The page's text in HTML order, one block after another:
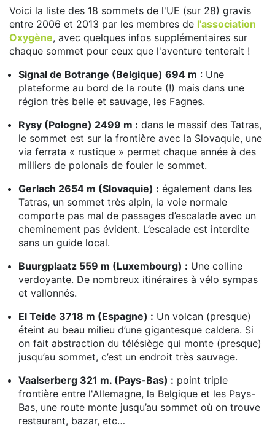
Voici la liste des 18 sommets de l'UE (sur 28) gravis
entre 2006 et 2013 par les membres de l'association
Oxygène, avec quelques infos supplémentaires sur
chaque sommet pour ceux que l'aventure tenterait !
Signal de Botrange (Belgique) 694 m : Une
plateforme au bord de la route (!) mais dans une
région très belle et sauvage, les Fagnes.
Rysy (Pologne) 2499 m : dans le massif des Tatras,
le sommet est sur la frontière avec la Slovaquie, une
via ferrata « rustique » permet chaque année à des
milliers de polonais de fouler le sommet.
Gerlach 2654 m (Slovaquie) : également dans les
Tatras, un sommet très alpin, la voie normale
comporte pas mal de passages d’escalade avec un
cheminement pas évident. L’escalade est interdite
sans un guide local.
Buurgplaatz 559 m (Luxembourg) : Une colline
verdoyante. De nombreux itinéraires à vélo sympas
et vallonnés.
El Teide 3718 m (Espagne) : Un volcan (presque)
éteint au beau milieu d’une gigantesque caldera. Si
on fait abstraction du télésiège qui monte (presque)
jusqu’au sommet, c’est un endroit très sauvage.
Vaalserberg 321 m. (Pays-Bas) : point triple
frontière entre l'Allemagne, la Belgique et les Pays-
Bas, une route monte jusqu’au sommet où on trouve
restaurant, bazar, etc…